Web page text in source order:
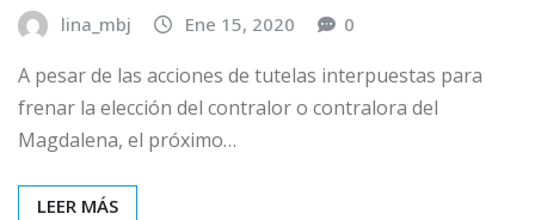
lina_mbj Ene 15, 2020 0
A pesar de las acciones de tutelas interpuestas para
frenar la elección del contralor o contralora del
Magdalena, el próximo…
LEER MÁS